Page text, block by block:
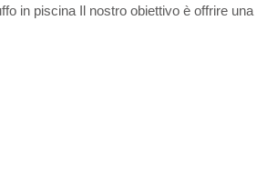
in piscina Il nostro obiettivo è offrire